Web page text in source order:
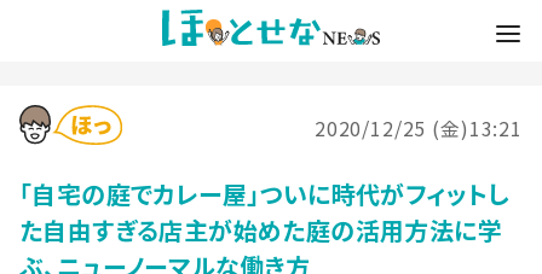
2020/12/25 (金)13:21
「自宅の庭でカレー屋」ついに時代がフィットし
た自由すぎる店主が始めた庭の活用方法に学
ぶ、ニューノーマルな働き方